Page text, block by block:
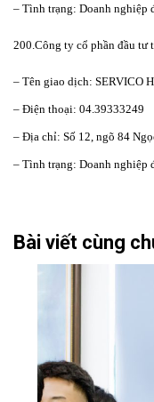
– Tình trạng: Doanh nghiệp
200.Công ty cổ phần đầu tư
– Tên giao dịch: SERVICO
– Điện thoại: 04.39333249
– Địa chỉ: Số 12, ngõ 84
– Tình trạng: Doanh nghiệp
Bài viết cùng